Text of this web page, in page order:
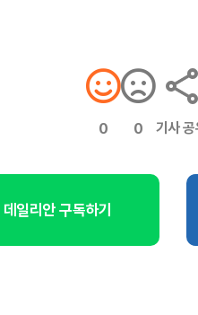
0 0 기사
일리안 구독하기